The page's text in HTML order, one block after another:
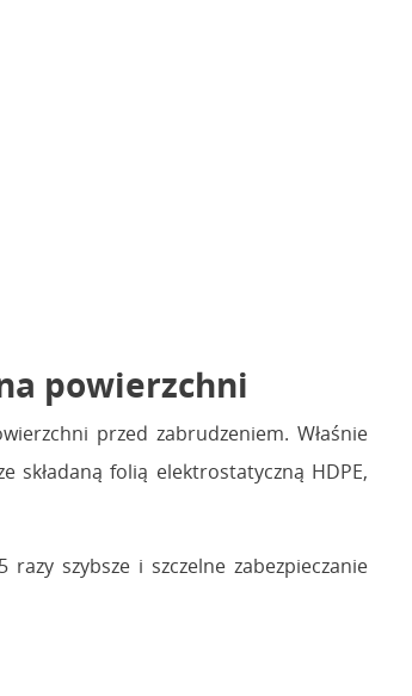
powierzchni
przed zabrudzeniem. Właśnie
składaną folią elektrostatyczną HDPE,
szybsze i szczelne zabezpieczanie